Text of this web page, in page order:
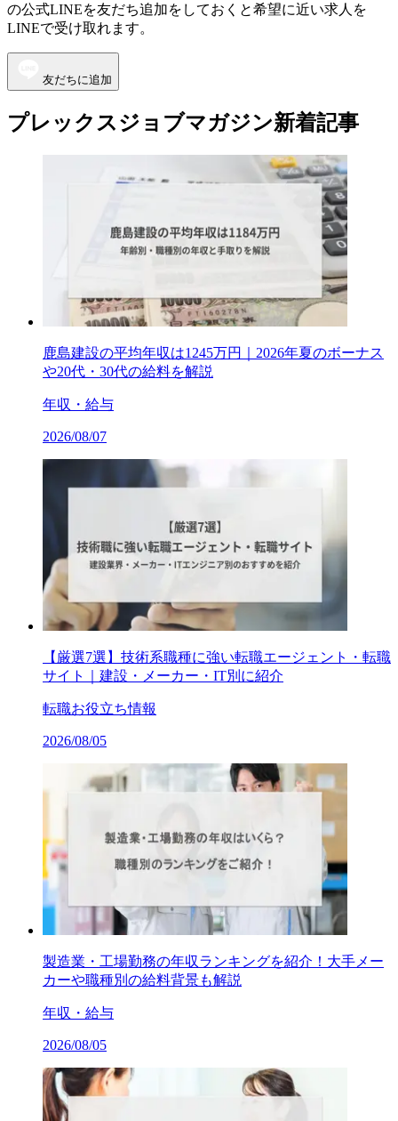
の公式LINEを友だち追加をしておくと希望に近い求人を
LINEで受け取れます。
友だちに追加
プレックスジョブマガジン新着記事
鹿島建設の平均年収は1245万円｜2026年夏のボーナス
や20代・30代の給料を解説
年収・給与
2026/08/07
【厳選7選】技術系職種に強い転職エージェント・転職
サイト｜建設・メーカー・IT別に紹介
転職お役立ち情報
2026/08/05
製造業・工場勤務の年収ランキングを紹介！大手メー
カーや職種別の給料背景も解説
年収・給与
2026/08/05